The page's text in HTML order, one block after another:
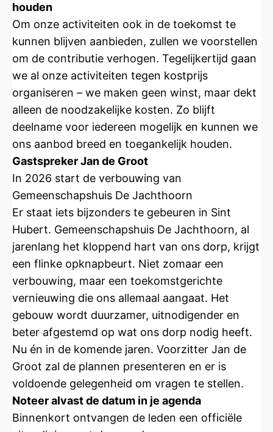
houden
Om onze activiteiten ook in de toekomst te
kunnen blijven aanbieden, zullen we voorstellen
om de contributie verhogen. Tegelijkertijd gaan
we al onze activiteiten tegen kostprijs
organiseren – we maken geen winst, maar dekt
alleen de noodzakelijke kosten. Zo blijft
deelname voor iedereen mogelijk en kunnen we
ons aanbod breed en toegankelijk houden.
Gastspreker Jan de Groot
In 2026 start de verbouwing van
Gemeenschapshuis De Jachthoorn
Er staat iets bijzonders te gebeuren in Sint
Hubert. Gemeenschapshuis De Jachthoorn, al
jarenlang het kloppend hart van ons dorp, krijgt
een flinke opknapbeurt. Niet zomaar een
verbouwing, maar een toekomstgerichte
vernieuwing die ons allemaal aangaat. Het
gebouw wordt duurzamer, uitnodigender en
beter afgestemd op wat ons dorp nodig heeft.
Nu én in de komende jaren. Voorzitter Jan de
Groot zal de plannen presenteren en er is
voldoende gelegenheid om vragen te stellen.
Noteer alvast de datum in je agenda
Binnenkort ontvangen de leden een officiële